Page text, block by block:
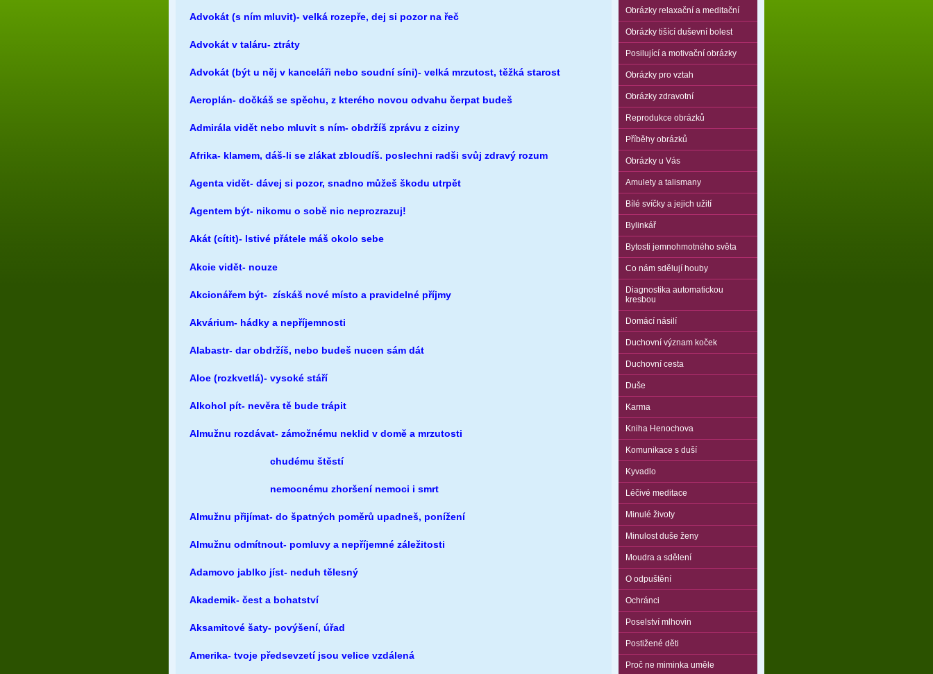
Advokát (s ním mluvit)- velká rozepře, dej si pozor na řeč
Advokát v taláru- ztráty
Advokát (být u něj v kanceláři nebo soudní síni)- velká mrzutost, těžká starost
Aeroplán- dočkáš se spěchu, z kterého novou odvahu čerpat budeš
Admirála vidět nebo mluvit s ním- obdržíš zprávu z ciziny
Afrika- klamem, dáš-li se zlákat zbloudíš. poslechni radši svůj zdravý rozum
Agenta vidět- dávej si pozor, snadno můžeš škodu utrpět
Agentem být- nikomu o sobě nic neprozrazuj!
Akát (cítit)- lstivé přátele máš okolo sebe
Akcie vidět- nouze
Akcionářem být- získáš nové místo a pravidelné příjmy
Akvárium- hádky a nepříjemnosti
Alabastr- dar obdržíš, nebo budeš nucen sám dát
Aloe (rozkvetlá)- vysoké stáří
Alkohol pít- nevěra tě bude trápit
Almužnu rozdávat- zámožnému neklid v domě a mrzutosti
chudému štěstí
nemocnému zhoršení nemoci i smrt
Almužnu přijímat- do špatných poměrů upadneš, ponížení
Almužnu odmítnout- pomluvy a nepříjemné záležitosti
Adamovo jablko jíst- neduh tělesný
Akademik- čest a bohatství
Aksamitové šaty- povýšení, úřad
Amerika- tvoje předsevzetí jsou velice vzdálená
Obrázky relaxační a meditační
Obrázky tišící duševní bolest
Posilující a motivační obrázky
Obrázky pro vztah
Obrázky zdravotní
Reprodukce obrázků
Příběhy obrázků
Obrázky u Vás
Amulety a talismany
Bílé svíčky a jejich užití
Bylinkář
Bytosti jemnohmotného světa
Co nám sdělují houby
Diagnostika automatickou
kresbou
Domácí násilí
Duchovní význam koček
Duchovní cesta
Duše
Karma
Kniha Henochova
Komunikace s duší
Kyvadlo
Léčivé meditace
Minulé životy
Minulost duše ženy
Moudra a sdělení
O odpuštění
Ochránci
Poselství mlhovin
Postižené děti
Proč ne miminka uměle